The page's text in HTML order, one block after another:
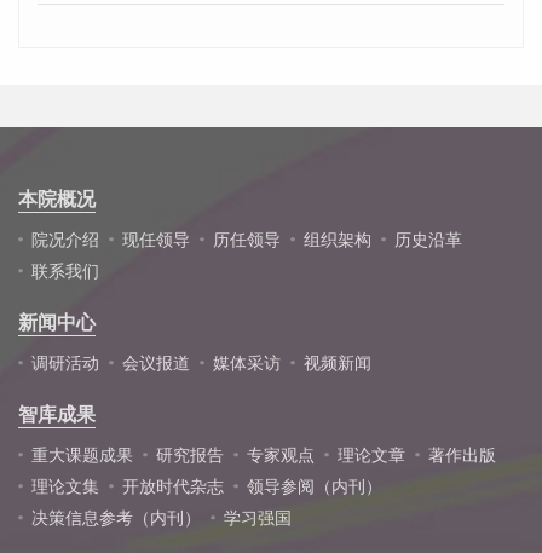
本院概况
院况介绍 现任领导 历任领导 组织架构
历史沿革
联系我们
新闻中心
调研活动 会议报道 媒体采访 视频新闻
智库成果
重大课题成果 研究报告 专家观点 理论文章
著作出版
理论文集
开放时代杂志
领导参阅（内刊）
决策信息参考（内刊）
学习强国